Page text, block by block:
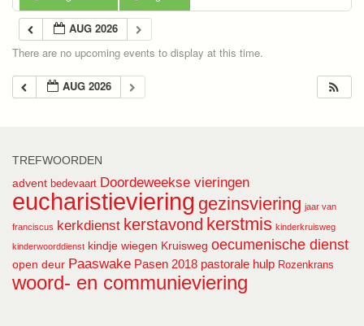
AUG 2026
There are no upcoming events to display at this time.
AUG 2026
TREFWOORDEN
advent bedevaart Doordeweekse vieringen
eucharistieviering gezinsviering jaar van
franciscus kerkdienst kerstavond kerstmis kinderkruisweg
kinderwoorddienst kindje wiegen Kruisweg oecumenische dienst
open deur Paaswake Pasen 2018 pastorale hulp Rozenkrans
woord- en communieviering